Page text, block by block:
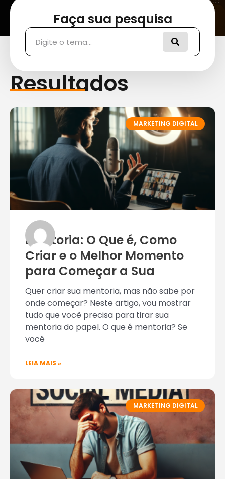
Faça sua pesquisa
Pesquisar
Resultados
MARKETING DIGITAL
Mentoria: O Que é, Como
Criar e o Melhor Momento
para Começar a Sua
Quer criar sua mentoria, mas não sabe por
onde começar? Neste artigo, vou mostrar
tudo que você precisa para tirar sua
mentoria do papel. O que é mentoria? Se
você
LEIA MAIS »
MARKETING DIGITAL